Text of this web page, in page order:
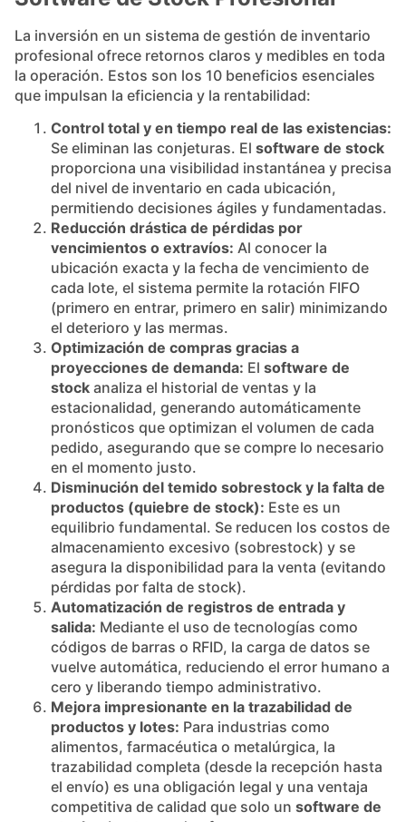
La inversión en un sistema de gestión de inventario
profesional ofrece retornos claros y medibles en toda
la operación. Estos son los 10 beneficios esenciales
que impulsan la eficiencia y la rentabilidad:
Control total y en tiempo real de las existencias:
Se eliminan las conjeturas. El software de stock
proporciona una visibilidad instantánea y precisa
del nivel de inventario en cada ubicación,
permitiendo decisiones ágiles y fundamentadas.
Reducción drástica de pérdidas por
vencimientos o extravíos: Al conocer la
ubicación exacta y la fecha de vencimiento de
cada lote, el sistema permite la rotación FIFO
(primero en entrar, primero en salir) minimizando
el deterioro y las mermas.
Optimización de compras gracias a
proyecciones de demanda: El software de
stock analiza el historial de ventas y la
estacionalidad, generando automáticamente
pronósticos que optimizan el volumen de cada
pedido, asegurando que se compre lo necesario
en el momento justo.
Disminución del temido sobrestock y la falta de
productos (quiebre de stock): Este es un
equilibrio fundamental. Se reducen los costos de
almacenamiento excesivo (sobrestock) y se
asegura la disponibilidad para la venta (evitando
pérdidas por falta de stock).
Automatización de registros de entrada y
salida: Mediante el uso de tecnologías como
códigos de barras o RFID, la carga de datos se
vuelve automática, reduciendo el error humano a
cero y liberando tiempo administrativo.
Mejora impresionante en la trazabilidad de
productos y lotes: Para industrias como
alimentos, farmacéutica o metalúrgica, la
trazabilidad completa (desde la recepción hasta
el envío) es una obligación legal y una ventaja
competitiva de calidad que solo un software de